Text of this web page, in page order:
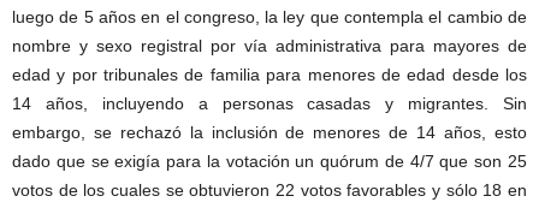
luego de 5 años en el congreso, la ley que contempla el cambio de
nombre y sexo registral por vía administrativa para mayores de
edad y por tribunales de familia para menores de edad desde los
14 años, incluyendo a personas casadas y migrantes. Sin
embargo, se rechazó la inclusión de menores de 14 años, esto
dado que se exigía para la votación un quórum de 4/7 que son 25
votos de los cuales se obtuvieron 22 votos favorables y sólo 18 en